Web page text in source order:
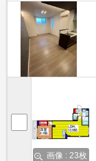
画像 : 23枚